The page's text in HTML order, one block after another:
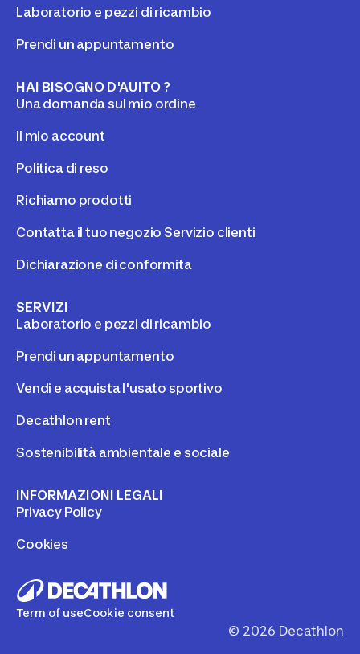
Laboratorio e pezzi di ricambio
Prendi un appuntamento
HAI BISOGNO D'AUITO ?
Una domanda sul mio ordine
Il mio account
Politica di reso
Richiamo prodotti
Contatta il tuo negozio Servizio clienti
Dichiarazione di conformita
SERVIZI
Laboratorio e pezzi di ricambio
Prendi un appuntamento
Vendi e acquista l'usato sportivo
Decathlon rent
Sostenibilità ambientale e sociale
INFORMAZIONI LEGALI
Privacy Policy
Cookies
Term of useCookie consent
© 2026 Decathlon